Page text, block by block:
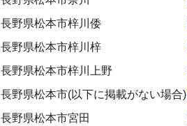
長野県松本市梓川倭
長野県松本市梓川梓
長野県松本市梓川上野
長野県松本市(以下に掲載がない場合)
長野県松本市宮田